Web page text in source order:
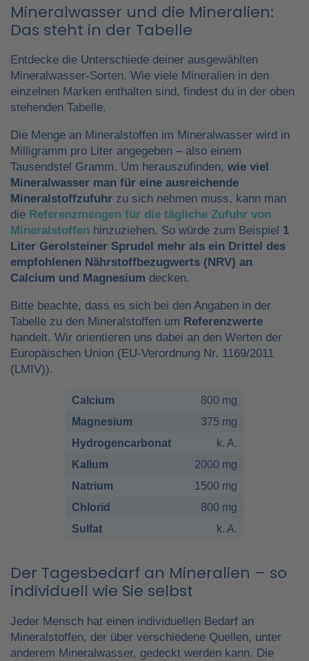
Mineralwasser und die Mineralien:
Das steht in der Tabelle
Entdecke die Unterschiede deiner ausgewählten
Mineralwasser-Sorten. Wie viele Mineralien in den
einzelnen Marken enthalten sind, findest du in der oben
stehenden Tabelle.
Die Menge an Mineralstoffen im Mineralwasser wird in
Milligramm pro Liter angegeben – also einem
Tausendstel Gramm. Um herauszufinden, wie viel
Mineralwasser man für eine ausreichende
Mineralstoffzufuhr zu sich nehmen muss, kann man
die Referenzmengen für die tägliche Zufuhr von
Mineralstoffen hinzuziehen. So würde zum Beispiel 1
Liter Gerolsteiner Sprudel mehr als ein Drittel des
empfohlenen Nährstoffbezugwerts (NRV) an
Calcium und Magnesium decken.
Bitte beachte, dass es sich bei den Angaben in der
Tabelle zu den Mineralstoffen um Referenzwerte
handelt. Wir orientieren uns dabei an den Werten der
Europäischen Union (EU-Verordnung Nr. 1169/2011
(LMIV)).
Calcium
800 mg
Magnesium
375 mg
Hydrogencarbonat
k. A.
Kalium
2000 mg
Natrium
1500 mg
Chlorid
800 mg
Sulfat
k. A.
Der Tagesbedarf an Mineralien – so
individuell wie Sie selbst
Jeder Mensch hat einen individuellen Bedarf an
Mineralstoffen, der über verschiedene Quellen, unter
anderem Mineralwasser, gedeckt werden kann. Die